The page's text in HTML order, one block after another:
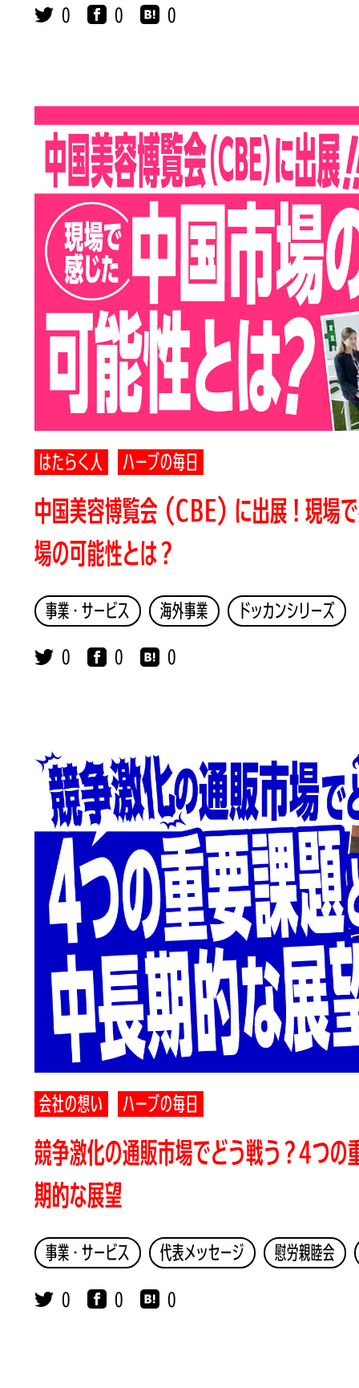
0 0 0
はたらく人 ハーブの毎日
中国美容博覧会（CBE）に出展！現場
場の可能性とは？
事業・サービス 海外事業 ドッカンシリーズ
0 0 0
会社の想い ハーブの毎日
競争激化の通販市場でどう戦う？4つの
期的な展望
事業・サービス 代表メッセージ 慰労親睦会
0 0 0